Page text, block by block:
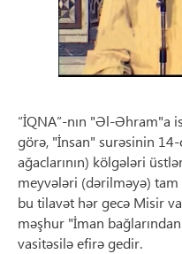
“İQNA”-nın "Əl-Əhram"a
görə, "İnsan" surəsinin
ağaclarının) kölgələri
meyvələri (dərilməyə)
bu tilavət hər gecə Misir
məşhur "İman
vasitəsilə efirə gedir.